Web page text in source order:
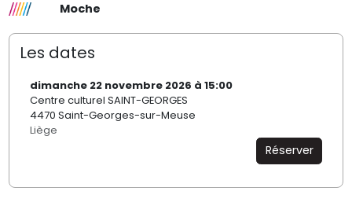
Moche
Les dates
dimanche 22 novembre 2026 à 15:00
Centre culturel SAINT-GEORGES
4470 Saint-Georges-sur-Meuse
Liège
Réserver